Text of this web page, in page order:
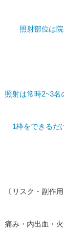
照射部位は院
照射は常時2~3名
1枠をできるだ
〔リスク・副作用
痛み・内出血・